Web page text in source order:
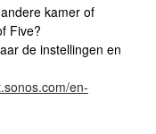
kamer of
Five?
de instellingen en
en-